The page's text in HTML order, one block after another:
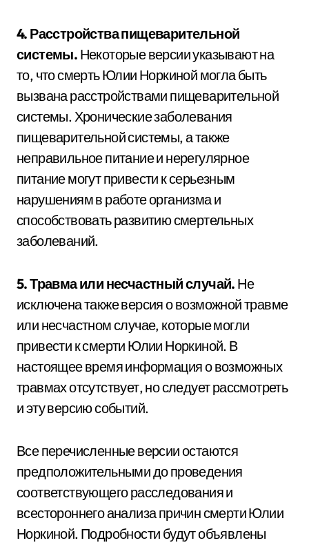
4. Расстройства пищеварительной
системы. Некоторые версии указывают на
то, что смерть Юлии Норкиной могла быть
вызвана расстройствами пищеварительной
системы. Хронические заболевания
пищеварительной системы, а также
неправильное питание и нерегулярное
питание могут привести к серьезным
нарушениям в работе организма и
способствовать развитию смертельных
заболеваний.
5. Травма или несчастный случай. Не
исключена также версия о возможной травме
или несчастном случае, которые могли
привести к смерти Юлии Норкиной. В
настоящее время информация о возможных
травмах отсутствует, но следует рассмотреть
и эту версию событий.
Все перечисленные версии остаются
предположительными до проведения
соответствующего расследования и
всестороннего анализа причин смерти Юлии
Норкиной. Подробности будут объявлены